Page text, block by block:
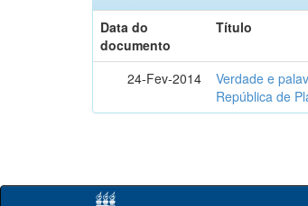
Data do
documento
Título
24-Fev-2014
Verdade e
República de